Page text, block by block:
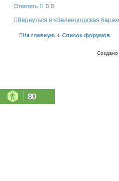
н
т
я
Ответить
Вернуться в «Зеленогорская
На главную Список форумов
Создано
80